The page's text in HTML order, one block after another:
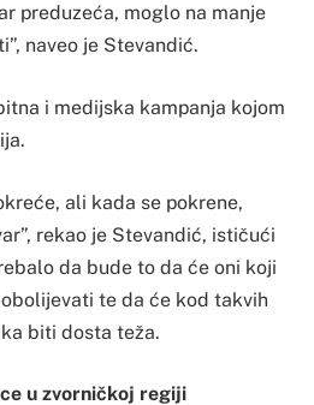
preduzeća, moglo na manje
naveo je Stevandić.
i medijska kampanja kojom
ali kada se pokrene,
rekao je Stevandić, ističući
da bude to da će oni koji
te da će kod takvih
biti dosta teža.
u zvorničkoj regiji